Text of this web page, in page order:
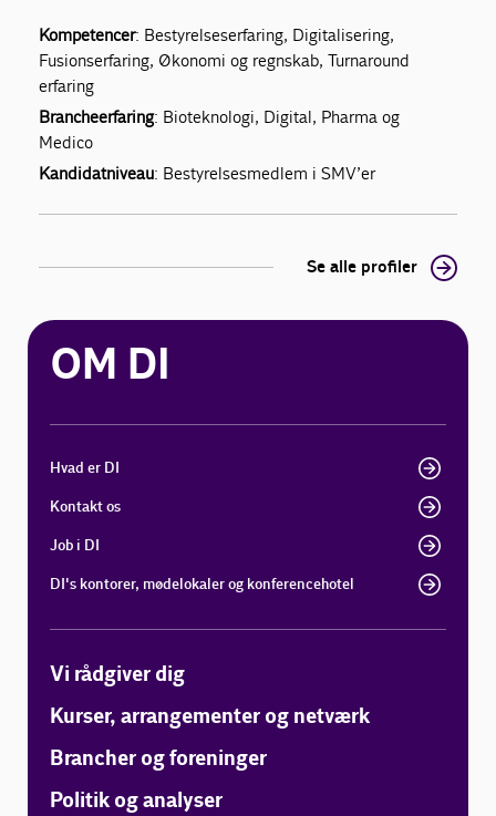
Kompetencer: Bestyrelseserfaring, Digitalisering,
Fusionserfaring, Økonomi og regnskab, Turnaround
erfaring
Brancheerfaring: Bioteknologi, Digital, Pharma og
Medico
Kandidatniveau: Bestyrelsesmedlem i SMV’er
Se alle profiler
OM DI
Hvad er DI
Kontakt os
Job i DI
DI's kontorer, mødelokaler og konferencehotel
Vi rådgiver dig
Kurser, arrangementer og netværk
Brancher og foreninger
Politik og analyser